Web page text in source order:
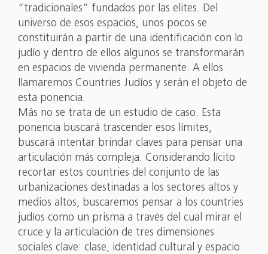
“tradicionales” fundados por las elites. Del
universo de esos espacios, unos pocos se
constituirán a partir de una identificación con lo
judío y dentro de ellos algunos se transformarán
en espacios de vivienda permanente. A ellos
llamaremos Countries Judíos y serán el objeto de
esta ponencia.
Más no se trata de un estudio de caso. Esta
ponencia buscará trascender esos límites,
buscará intentar brindar claves para pensar una
articulación más compleja. Considerando lícito
recortar estos countries del conjunto de las
urbanizaciones destinadas a los sectores altos y
medios altos, buscaremos pensar a los countries
judíos como un prisma a través del cual mirar el
cruce y la articulación de tres dimensiones
sociales clave: clase, identidad cultural y espacio